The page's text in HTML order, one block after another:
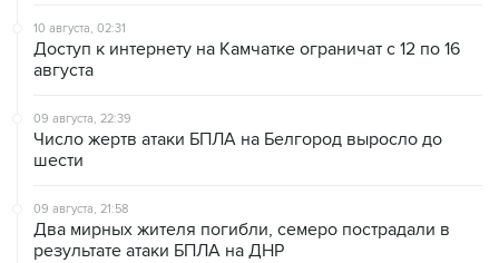
10 августа, 02:31
Доступ к интернету на Камчатке ограничат с 12 по 16
августа
09 августа, 22:39
Число жертв атаки БПЛА на Белгород выросло до
шести
09 августа, 21:58
Два мирных жителя погибли, семеро пострадали в
результате атаки БПЛА на ДНР